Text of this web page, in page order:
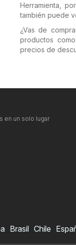
Herramienta,
también puede
¿Vas de
productos como
precios de
en un solo lugar
Brasil Chile